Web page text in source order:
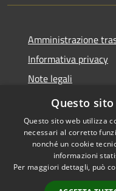
Amministrazione
Informativa privacy
Note legali
Dichiarazione di
Accessibilità
Questo
Questo sito web utilizza
necessari al corretto
nonché un cookie
informazioni
Per maggiori dettagli, può